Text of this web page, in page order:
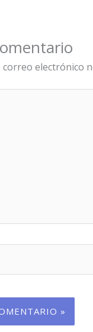
correo electrónico